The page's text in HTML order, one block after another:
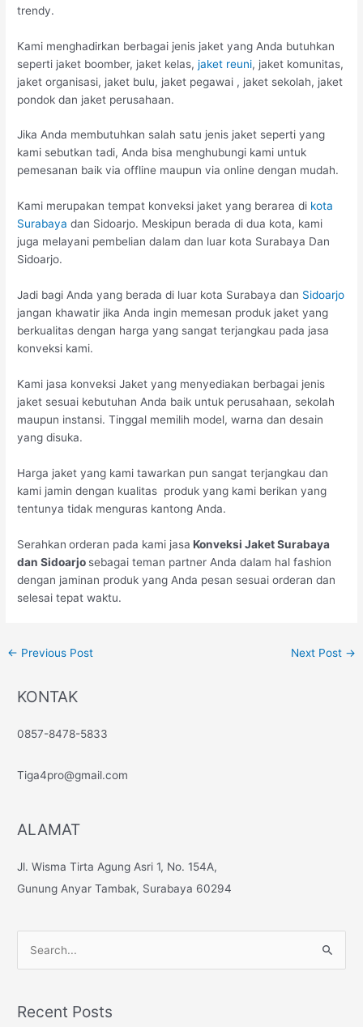
trendy.
Kami menghadirkan berbagai jenis jaket yang Anda butuhkan
seperti jaket boomber, jaket kelas,jaket reuni, jaket komunitas,
jaket organisasi, jaket bulu, jaket pegawai , jaket sekolah, jaket
pondok dan jaket perusahaan.
Jika Anda membutuhkan salah satu jenis jaket seperti yang
kami sebutkan tadi, Anda bisa menghubungi kami untuk
pemesanan baik via offline maupun via online dengan mudah.
Kami merupakan tempat konveksi jaket yang berarea di kota
Surabaya dan Sidoarjo. Meskipun berada di dua kota, kami
juga melayani pembelian dalam dan luar kota Surabaya Dan
Sidoarjo.
Jadi bagi Anda yang berada di luar kota Surabaya dan Sidoarjo
jangan khawatir jika Anda ingin memesan produk jaket yang
berkualitas dengan harga yang sangat terjangkau pada jasa
konveksi kami.
Kami jasa konveksi Jaket yang menyediakan berbagai jenis
jaket sesuai kebutuhan Anda baik untuk perusahaan, sekolah
maupun instansi. Tinggal memilih model, warna dan desain
yang disuka.
Harga jaket yang kami tawarkan pun sangat terjangkau dan
kami jamin dengan kualitas produk yang kami berikan yang
tentunya tidak menguras kantong Anda.
Serahkan orderan pada kami jasa Konveksi Jaket Surabaya
dan Sidoarjo sebagai teman partner Anda dalam hal fashion
dengan jaminan produk yang Anda pesan sesuai orderan dan
selesai tepat waktu.
← Previous Post Next Post →
KONTAK
0857-8478-5833
Tiga4pro@gmail.com
ALAMAT
Jl. Wisma Tirta Agung Asri 1, No. 154A,
Gunung Anyar Tambak, Surabaya 60294
rRecent Posts